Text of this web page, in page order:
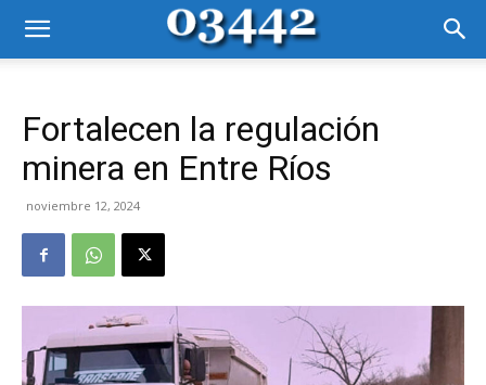
Fortalecen la regulación
minera en Entre Ríos
noviembre 12, 2024